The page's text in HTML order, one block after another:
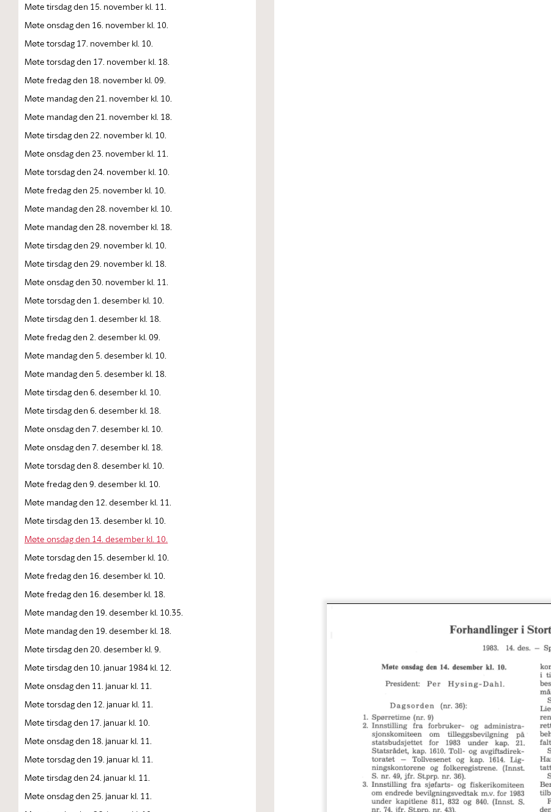
Møte tirsdag den 15. november kl. 11.
Møte onsdag den 16. november kl. 10.
Møte torsdag 17. november kl. 10.
Møte torsdag den 17. november kl. 18.
Møte fredag den 18. november kl. 09.
Møte mandag den 21. november kl. 10.
Møte mandag den 21. november kl. 18.
Møte tirsdag den 22. november kl. 10.
Møte onsdag den 23. november kl. 11.
Møte torsdag den 24. november kl. 10.
Møte fredag den 25. november kl. 10.
Møte mandag den 28. november kl. 10.
Møte mandag den 28. november kl. 18.
Møte tirsdag den 29. november kl. 10.
Møte tirsdag den 29. november kl. 18.
Møte onsdag den 30. november kl. 11.
Møte torsdag den 1. desember kl. 10.
Møte tirsdag den 1. desember kl. 18.
Møte fredag den 2. desember kl. 09.
Møte mandag den 5. desember kl. 10.
Møte mandag den 5. desember kl. 18.
Møte tirsdag den 6. desember kl. 10.
Møte tirsdag den 6. desember kl. 18.
Møte onsdag den 7. desember kl. 10.
Møte onsdag den 7. desember kl. 18.
Møte torsdag den 8. desember kl. 10.
Møte fredag den 9. desember kl. 10.
Møte mandag den 12. desember kl. 11.
Møte tirsdag den 13. desember kl. 10.
Møte onsdag den 14. desember kl. 10.
Møte torsdag den 15. desember kl. 10.
Møte fredag den 16. desember kl. 10.
Møte fredag den 16. desember kl. 18.
Møte mandag den 19. desember kl. 10.35.
Møte mandag den 19. desember kl. 18.
Møte tirsdag den 20. desember kl. 9.
Møte tirsdag den 10. januar 1984 kl. 12.
Møte onsdag den 11. januar kl. 11.
Møte torsdag den 12. januar kl. 11.
Møte tirsdag den 17. januar kl. 10.
Møte onsdag den 18. januar kl. 11.
Møte torsdag den 19. januar kl. 11.
Møte tirsdag den 24. januar kl. 11.
Møte onsdag den 25. januar kl. 11.